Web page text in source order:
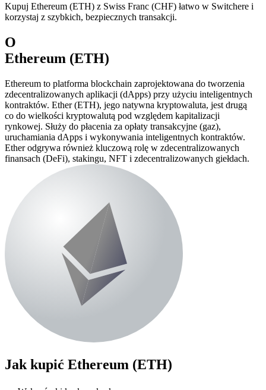
Kupuj Ethereum (ETH) z Swiss Franc (CHF) łatwo w Switchere i
korzystaj z szybkich, bezpiecznych transakcji.
O
Ethereum (ETH)
Ethereum to platforma blockchain zaprojektowana do tworzenia
zdecentralizowanych aplikacji (dApps) przy użyciu inteligentnych
kontraktów. Ether (ETH), jego natywna kryptowaluta, jest drugą
co do wielkości kryptowalutą pod względem kapitalizacji
rynkowej. Służy do płacenia za opłaty transakcyjne (gaz),
uruchamiania dApps i wykonywania inteligentnych kontraktów.
Ether odgrywa również kluczową rolę w zdecentralizowanych
finansach (DeFi), stakingu, NFT i zdecentralizowanych giełdach.
Jak kupić Ethereum (ETH)